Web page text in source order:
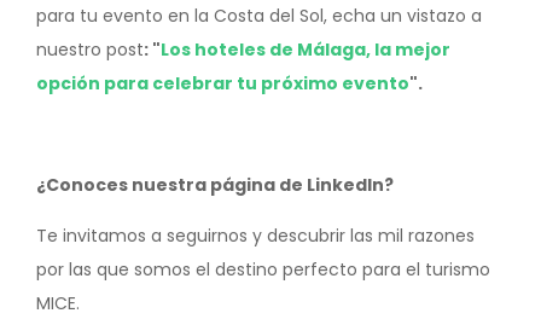
para tu evento en la Costa del Sol, echa un vistazo a
nuestro post: "Los hoteles de Málaga, la mejor
opción para celebrar tu próximo evento".
¿Conoces nuestra página de LinkedIn?
Te invitamos a seguirnos y descubrir las mil razones
por las que somos el destino perfecto para el turismo
MICE.